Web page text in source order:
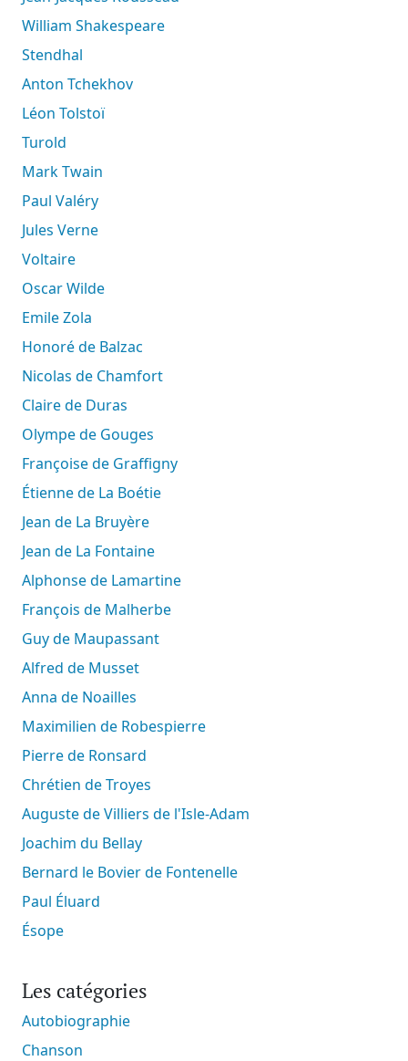
William Shakespeare
Stendhal
Anton Tchekhov
Léon Tolstoï
Turold
Mark Twain
Paul Valéry
Jules Verne
Voltaire
Oscar Wilde
Emile Zola
Honoré de Balzac
Nicolas de Chamfort
Claire de Duras
Olympe de Gouges
Françoise de Graffigny
Étienne de La Boétie
Jean de La Bruyère
Jean de La Fontaine
Alphonse de Lamartine
François de Malherbe
Guy de Maupassant
Alfred de Musset
Anna de Noailles
Maximilien de Robespierre
Pierre de Ronsard
Chrétien de Troyes
Auguste de Villiers de l'Isle-Adam
Joachim du Bellay
Bernard le Bovier de Fontenelle
Paul Éluard
Ésope
Les catégories
Autobiographie
Chanson